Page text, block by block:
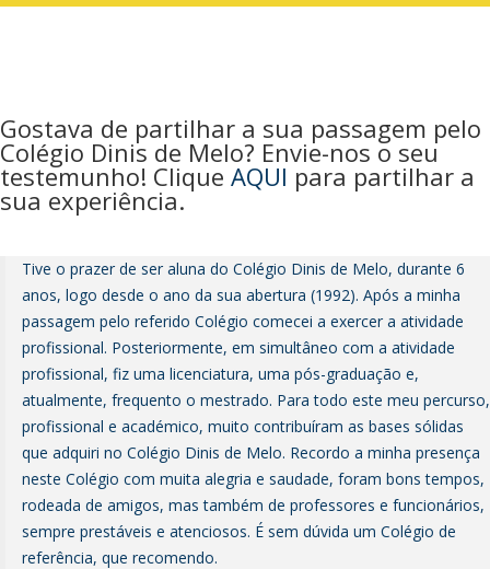
Gostava de partilhar a sua passagem pelo
Colégio Dinis de Melo? Envie-nos o seu
testemunho! Clique AQUI para partilhar a
sua experiência.
Tive o prazer de ser aluna do Colégio Dinis de Melo, durante 6
anos, logo desde o ano da sua abertura (1992). Após a minha
passagem pelo referido Colégio comecei a exercer a atividade
profissional. Posteriormente, em simultâneo com a atividade
profissional, fiz uma licenciatura, uma pós-graduação e,
atualmente, frequento o mestrado. Para todo este meu percurso,
profissional e académico, muito contribuíram as bases sólidas
que adquiri no Colégio Dinis de Melo. Recordo a minha presença
neste Colégio com muita alegria e saudade, foram bons tempos,
rodeada de amigos, mas também de professores e funcionários,
sempre prestáveis e atenciosos. É sem dúvida um Colégio de
referência, que recomendo.